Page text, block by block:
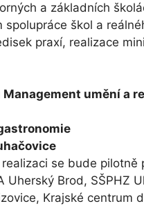
a základních
škol a
praxí, realizace
Management umění a
se bude pilotně
Brod, SŠPHZ
Krajské centrum